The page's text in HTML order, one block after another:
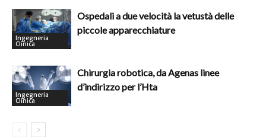
Ingegneria
Clinica
Ospedali a due velocità la vetustà delle
piccole apparecchiature
Ingegneria
Clinica
Chirurgia robotica, da Agenas linee
d’indirizzo per l’Hta